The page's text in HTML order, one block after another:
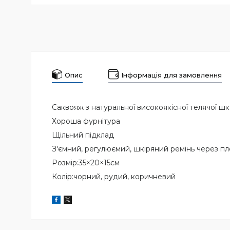
Опис Інформація для замовлення
Саквояж з натуральної високоякісної телячої
Хороша фурнітура
Щільний підклад
З'ємний, регулюємий, шкіряний ремінь через
Розмір:35×20×15см
Колір:чорний, рудий, коричневий